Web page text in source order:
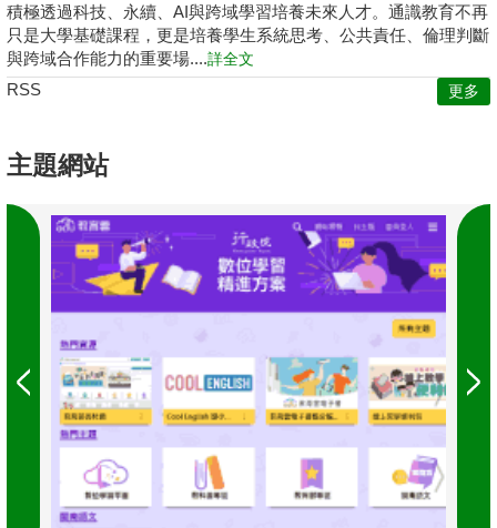
積極透過科技、永續、AI與跨域學習培養未來人才。通識教育不再
只是大學基礎課程，更是培養學生系統思考、公共責任、倫理判斷
與跨域合作能力的重要場....詳全文
RSS 更多
主題網站